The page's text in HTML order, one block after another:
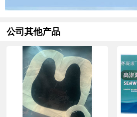
公司其他产品